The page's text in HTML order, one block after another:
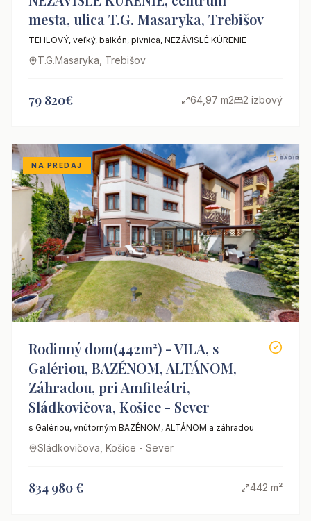
mesta, ulica T.G. Masaryka, Trebišov
TEHLOVÝ, veľký, balkón, pivnica, NEZÁVISLÉ KÚRENIE
T.G.Masaryka, Trebišov
79 820€ 64,97 m2 2 izbový
NA PREDAJ
Rodinný dom(442m²) - VILA, s
Galériou, BAZÉNOM, ALTÁNOM,
Záhradou, pri Amfiteátri,
Sládkovičova, Košice - Sever
s Galériou, vnútorným BAZÉNOM, ALTÁNOM a záhradou
Sládkovičova, Košice - Sever
834 980 € 442 m²